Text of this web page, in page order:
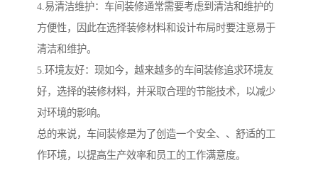
4.易清洁维护：车间装修通常需要考虑到清洁和维护的
方便性，因此在选择装修材料和设计布局时要注意易于
清洁和维护。
5.环境友好：现如今，越来越多的车间装修追求环境友
好，选择的装修材料，并采取合理的节能技术，以减少
对环境的影响。
总的来说，车间装修是为了创造一个安全、、舒适的工
作环境，以提高生产效率和员工的工作满意度。